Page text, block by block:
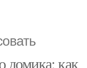
домика: как